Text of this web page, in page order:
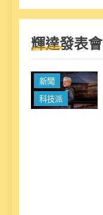
輝達發表會
新聞
科技派